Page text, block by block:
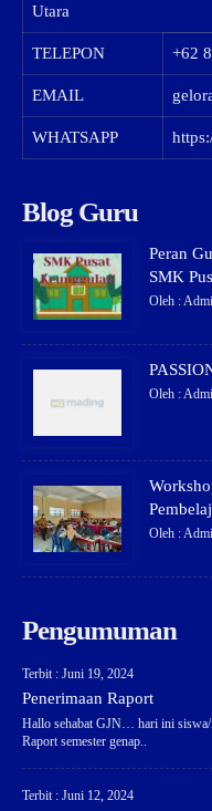
Utara
TELEPON +62
EMAIL
WHATSAPP
Blog Guru
Peran
SMK
Oleh :
Oleh :
Oleh :
Pengumuman
Terbit : Juni 19, 2024
Penerimaan Raport
Hallo sehabat GJN… hari ini
Raport semester genap..
Terbit : Juni 12, 2024